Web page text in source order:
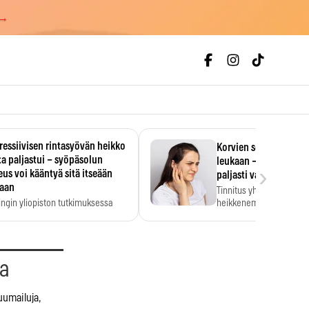
rintasyövän heikko
paljastui – syöpäsolun
voi kääntyä sitä itseään
yliopiston tutkimuksessa
Korvien soiminen
leukaan – 47 349
paljasti vahvan
Tinnitus yhdistetään
heikkenemiseen.
›